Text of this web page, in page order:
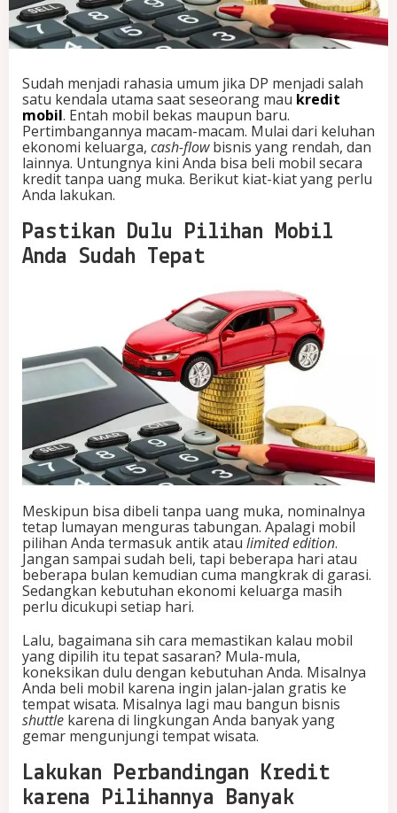
b
i
l
n
p
a
H
a
r
u
B
a
y
a
P
?
Sudah menjadi rahasia umum jika DP menjadi salah
satu kendala utama saat seseorang mau kredit
mobil. Entah mobil bekas maupun baru.
Pertimbangannya macam-macam. Mulai dari keluhan
ekonomi keluarga, cash-flowbisnis yang rendah, dan
lainnya. Untungnya kini Anda bisa beli mobil secara
kredit tanpa uang muka. Berikut kiat-kiat yang perlu
Anda lakukan.
Pastikan Dulu Pilihan Mobil
Anda Sudah Tepat
Meskipun bisa dibeli tanpa uang muka, nominalnya
tetap lumayan menguras tabungan. Apalagi mobil
pilihan Anda termasuk antik atau limited edition.
Jangan sampai sudah beli, tapi beberapa hari atau
beberapa bulan kemudian cuma mangkrak di garasi.
Sedangkan kebutuhan ekonomi keluarga masih
perlu dicukupi setiap hari.
Lalu, bagaimana sih cara memastikan kalau mobil
yang dipilih itu tepat sasaran? Mula-mula,
koneksikan dulu dengan kebutuhan Anda. Misalnya
Anda beli mobil karena ingin jalan-jalan gratis ke
tempat wisata. Misalnya lagi mau bangun bisnis
shuttle karena di lingkungan Anda banyak yang
gemar mengunjungi tempat wisata.
Lakukan Perbandingan Kredit
karena Pilihannya Banyak